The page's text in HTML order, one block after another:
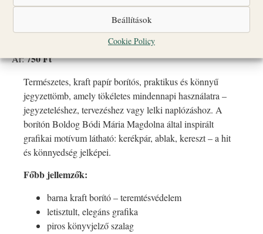
Beállítások
Cookie Policy
Ár:750 Ft
Természetes, kraft papír borítós, praktikus és könnyű
jegyzettömb, amely tökéletes mindennapi használatra –
jegyzeteléshez, tervezéshez vagy lelki naplózáshoz. A
borítón Boldog Bódi Mária Magdolna által inspirált
grafikai motívum látható: kerékpár, ablak, kereszt – a hit
és könnyedség jelképei.
Főbb jellemzők:
barna kraft borító – teremtésvédelem
letisztult, elegáns grafika
piros könyvjelző szalag